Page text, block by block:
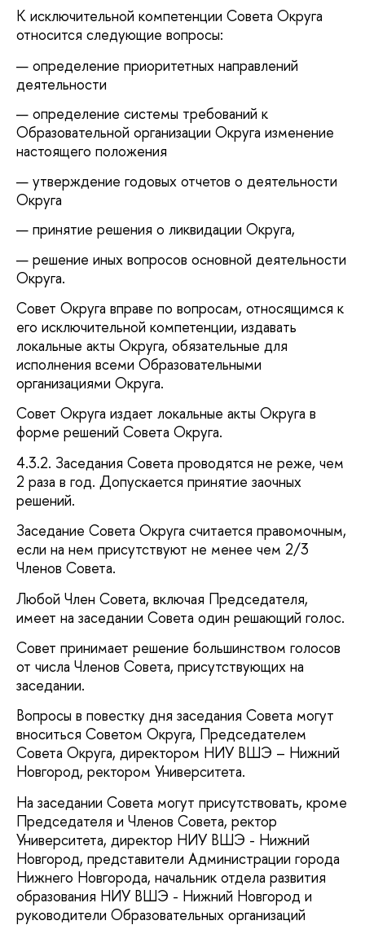
К исключительной компетенции Совета Округа
относится следующие вопросы:
определение приоритетных направлений
деятельности
определение системы требований к
Образовательной организации Округа изменение
настоящего положения
утверждение годовых отчетов о деятельности
Округа
принятие решения о ликвидации Округа,
решение иных вопросов основной деятельности
Округа.
Совет Округа вправе по вопросам, относящимся к
его исключительной компетенции, издавать
локальные акты Округа, обязательные для
исполнения всеми Образовательными
организациями Округа.
Совет Округа издает локальные акты Округа в
форме решений Совета Округа.
4.3.2. Заседания Совета проводятся не реже, чем
2 раза в год. Допускается принятие заочных
решений.
Заседание Совета Округа считается правомочным,
если на нем присутствуют не менее чем 2/3
Членов Совета.
Любой Член Совета, включая Председателя,
имеет на заседании Совета один решающий голос.
Совет принимает решение большинством голосов
от числа Членов Совета, присутствующих на
заседании.
Вопросы в повестку дня заседания Совета могут
вноситься Советом Округа, Председателем
Совета Округа, директором НИУ ВШЭ – Нижний
Новгород, ректором Университета.
На заседании Совета могут присутствовать, кроме
Председателя и Членов Совета, ректор
Университета, директор НИУ ВШЭ - Нижний
Новгород, представители Администрации города
Нижнего Новгорода, начальник отдела развития
образования НИУ ВШЭ - Нижний Новгород и
руководители Образовательных организаций